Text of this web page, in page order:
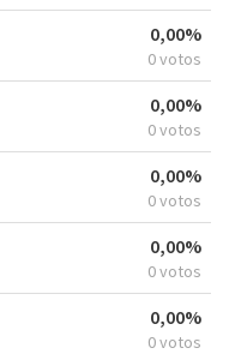
0,00%
0 votos
0,00%
0 votos
0,00%
0 votos
0,00%
0 votos
0,00%
0 votos